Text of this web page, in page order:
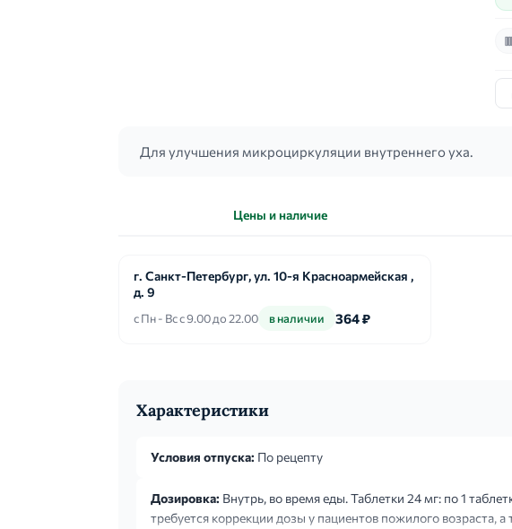
Для улучшения микроциркуляции внутреннего уха.
Цены и наличие
г. Санкт-Петербург, ул. 10-я Красноармейская ,
д. 9
с Пн - Вс с 9.00 до 22.00 в наличии 364 ₽
Характеристики
Условия отпуска: По рецепту
Дозировка: Внутрь, во время еды. Таблетки 24 мг: по 1
требуется коррекции дозы у пациентов пожилого возраста,